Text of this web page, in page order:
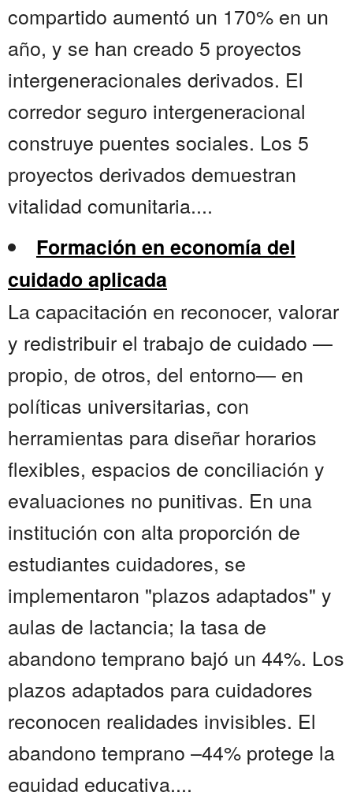
compartido aumentó un 170% en un
año, y se han creado 5 proyectos
intergeneracionales derivados. El
corredor seguro intergeneracional
construye puentes sociales. Los 5
proyectos derivados demuestran
vitalidad comunitaria....
Formación en economía del
cuidado aplicada
La capacitación en reconocer, valorar
y redistribuir el trabajo de cuidado —
propio, de otros, del entorno— en
políticas universitarias, con
herramientas para diseñar horarios
flexibles, espacios de conciliación y
evaluaciones no punitivas. En una
institución con alta proporción de
estudiantes cuidadores, se
implementaron "plazos adaptados" y
aulas de lactancia; la tasa de
abandono temprano bajó un 44%. Los
plazos adaptados para cuidadores
reconocen realidades invisibles. El
abandono temprano –44% protege la
equidad educativa....